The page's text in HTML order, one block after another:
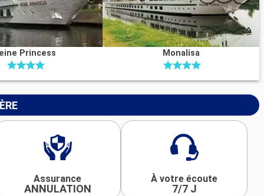
Princess Monalisa
Assurance
ANNULATION
À votre écoute
7/7 J